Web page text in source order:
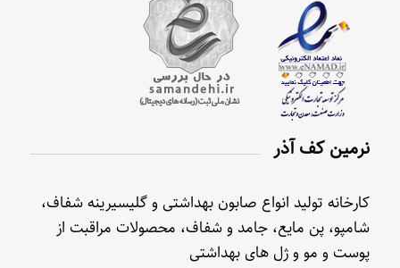
نرمین کف آذر
کارخانه تولید انواع صابون بهداشتی و گلیسیرینه شفاف،
شامپو، پن مایع، جامد و شفاف، محصولات مراقبت از
پوست و مو و ژل های بهداشتی